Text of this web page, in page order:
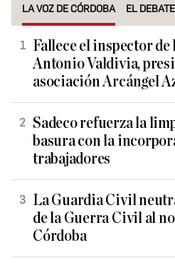
LA VOZ DE CÓRDOBA EL DEBATE
Fallece el inspector
Antonio Valdivia,
asociación Arcángel
Sadeco refuerza la
basura con la
trabajadores
La Guardia Civil
de la Guerra Civil al
Córdoba